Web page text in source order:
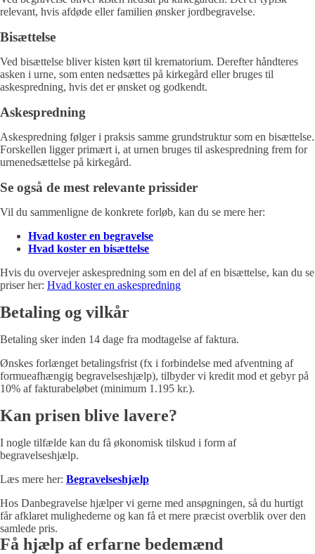
relevant, hvis afdøde eller familien ønsker jordbegravelse.
Bisættelse
Ved bisættelse bliver kisten kørt til krematorium. Derefter håndteres
asken i urne, som enten nedsættes på kirkegård eller bruges til
askespredning, hvis det er ønsket og godkendt.
Askespredning
Askespredning følger i praksis samme grundstruktur som en bisættelse.
Forskellen ligger primært i, at urnen bruges til askespredning frem for
urnenedsættelse på kirkegård.
Se også de mest relevante prissider
Vil du sammenligne de konkrete forløb, kan du se mere her:
Hvad koster en begravelse
Hvad koster en bisættelse
Hvis du overvejer askespredning som en del af en bisættelse, kan du se
priser her: Hvad koster en askespredning
Betaling og vilkår
Betaling sker inden 14 dage fra modtagelse af faktura.
Ønskes forlænget betalingsfrist (fx i forbindelse med afventning af
formueafhængig begravelseshjælp), tilbyder vi kredit mod et gebyr på
10% af fakturabeløbet (minimum 1.195 kr.).
Kan prisen blive lavere?
I nogle tilfælde kan du få økonomisk tilskud i form af
begravelseshjælp.
Læs mere her: Begravelseshjælp
Hos Danbegravelse hjælper vi gerne med ansøgningen, så du hurtigt
får afklaret mulighederne og kan få et mere præcist overblik over den
samlede pris.
Få hjælp af erfarne bedemænd